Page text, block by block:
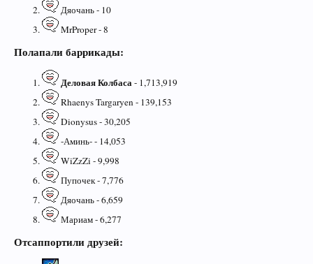
Дяочань - 10
MrProper - 8
Полапали баррикады:
Деловая Колбаса- 1,713,919
Rhaenys Targaryen - 139,153
Dionysus - 30,205
-Аминь- - 14,053
WiZzZi - 9,998
Пупочек - 7,776
Дяочань - 6,659
Мариам - 6,277
Отсаппортили друзей: